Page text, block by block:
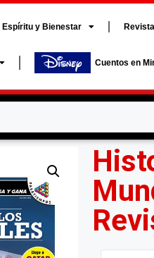
Espíritu y Bienestar
Cuentos en